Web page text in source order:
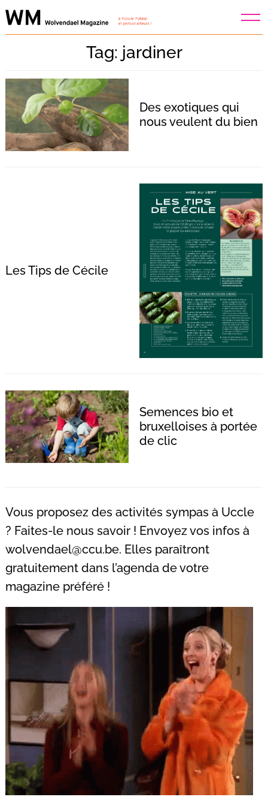
Skip
to
Tag: jardiner
Des exotiques qui
nous veulent du bien
Les Tips de Cécile
Semences bio et
bruxelloises à portée
de clic
Vous proposez des activités sympas à Uccle
? Faites-le nous savoir ! Envoyez vos infos à
wolvendael@ccu.be. Elles paraîtront
gratuitement dans l’agenda de votre
magazine préféré !
: